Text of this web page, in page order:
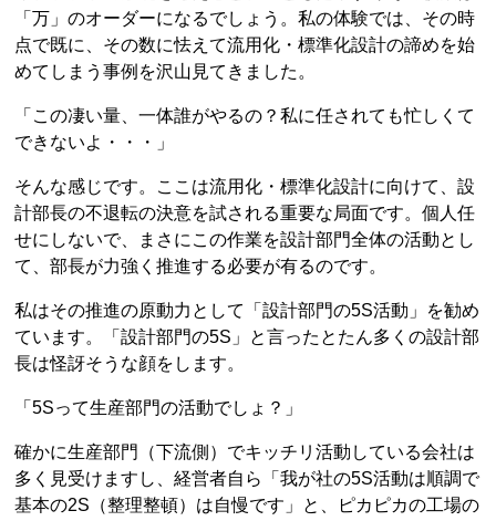
「万」のオーダーになるでしょう。私の体験では、その時
点で既に、その数に怯えて流用化・標準化設計の諦めを始
めてしまう事例を沢山見てきました。
「この凄い量、一体誰がやるの？私に任されても忙しくて
できないよ・・・」
そんな感じです。ここは流用化・標準化設計に向けて、設
計部長の不退転の決意を試される重要な局面です。個人任
せにしないで、まさにこの作業を設計部門全体の活動とし
て、部長が力強く推進する必要が有るのです。
私はその推進の原動力として「設計部門の5S活動」を勧め
ています。「設計部門の5S」と言ったとたん多くの設計部
長は怪訝そうな顔をします。
「5Sって生産部門の活動でしょ？」
確かに生産部門（下流側）でキッチリ活動している会社は
多く見受けますし、経営者自ら「我が社の5S活動は順調で
基本の2S（整理整頓）は自慢です」と、ピカピカの工場の